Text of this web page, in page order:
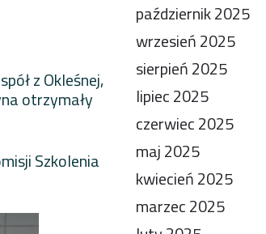
z Okleśnej,
otrzymały
Szkolenia
październik 2025
wrzesień 2025
sierpień 2025
lipiec 2025
czerwiec 2025
maj 2025
kwiecień 2025
marzec 2025